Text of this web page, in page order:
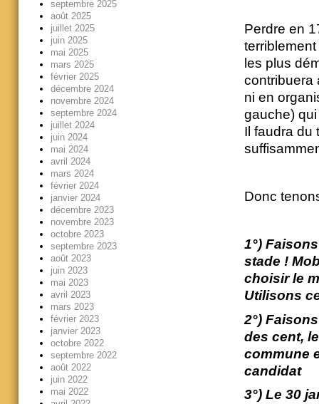
Perdre en
les plus
contribuera
ni en
gauche)
Il faudra du
Donc
1°)
stade !
choisir le
Utilisons
2°)
des cent,
commune
candidat
3°) Le 30
septembre 2025
août 2025
juillet 2025
juin 2025
mai 2025
mars 2025
février 2025
décembre 2024
novembre 2024
septembre 2024
juillet 2024
juin 2024
mai 2024
avril 2024
mars 2024
février 2024
janvier 2024
décembre 2023
novembre 2023
octobre 2023
septembre 2023
août 2023
juin 2023
mai 2023
avril 2023
mars 2023
février 2023
janvier 2023
octobre 2022
septembre 2022
août 2022
juin 2022
mai 2022